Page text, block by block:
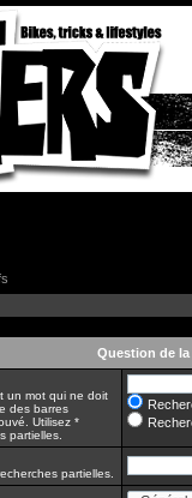
Question de la
un mot qui ne doit
des barres
Utilisez *
partielles.
partielles.